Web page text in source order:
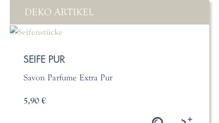
DEKO ARTIKEL
SEIFE PUR
Savon Parfume Extra Pur
5,90 €